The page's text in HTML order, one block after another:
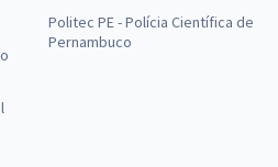
à vista
R$25,99
Comprar
Politec PE - Polícia Científica de
Pernambuco